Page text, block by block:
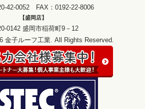
42-0052 FAX：0192-22-8006
【盛岡店】
0142 盛岡市稲荷町9－12
金子ルーフ工業. All Rights Reserved.